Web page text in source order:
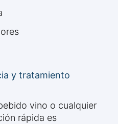
y tratamiento
vino o cualquier
rápida es